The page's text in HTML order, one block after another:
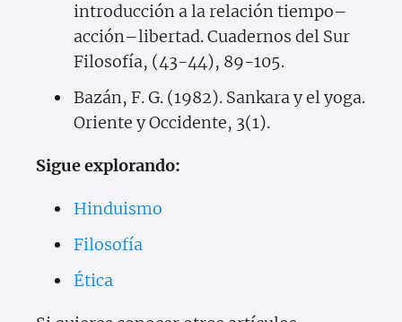
introducción a la relación tiempo–
acción–libertad. Cuadernos del Sur
Filosofía, (43-44), 89-105.
Bazán, F. G. (1982). Sankara y el yoga.
Oriente y Occidente, 3(1).
Sigue explorando:
Hinduismo
Filosofía
Ética